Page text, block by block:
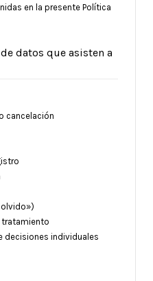
en la presente Política
datos que asisten a
cancelación
olvido»)
tratamiento
decisiones individuales